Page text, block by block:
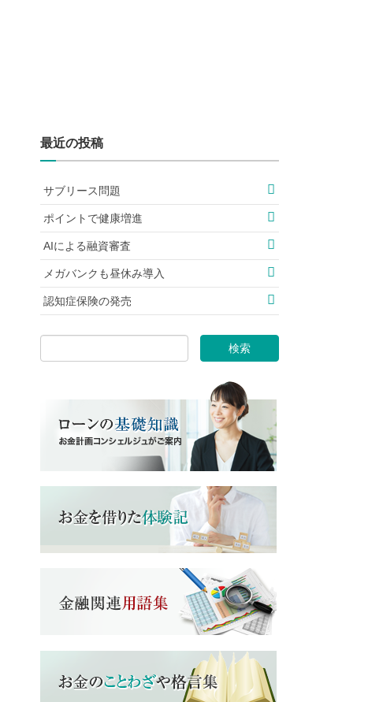
最近の投稿
サブリース問題
ポイントで健康増進
AIによる融資審査
メガバンクも昼休み導入
認知症保険の発売